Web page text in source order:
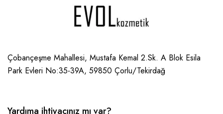
Çobançeşme Mahallesi, Mustafa Kemal 2.Sk. A Blok Esila
Park Evleri No:35-39A, 59850 Çorlu/Tekirdağ
Yardıma ihtiyacınız mı var?